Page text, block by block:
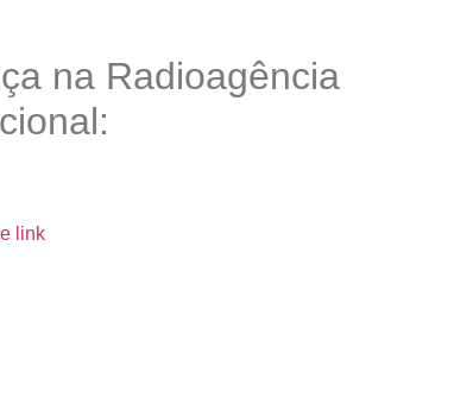
na Radioagência
link